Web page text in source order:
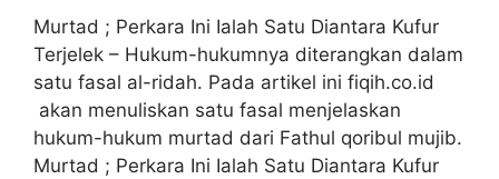
Murtad ; Perkara Ini Ialah Satu Diantara Kufur
Terjelek – Hukum-hukumnya diterangkan dalam
satu fasal al-ridah. Pada artikel ini fiqih.co.id
akan menuliskan satu fasal menjelaskan
hukum-hukum murtad dari Fathul qoribul mujib.
Murtad ; Perkara Ini Ialah Satu Diantara Kufur